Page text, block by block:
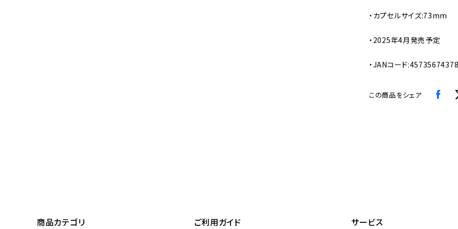
・カプセルサイズ:73mm
・2025年4月発売予定
・JANコード
この商品をシェア
商品カテゴリ ご利用ガイド サービス